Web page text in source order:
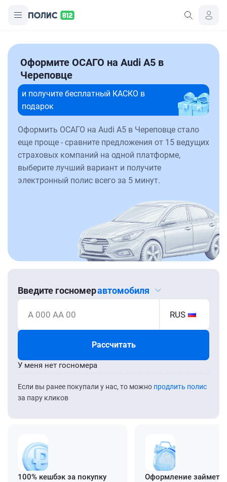
Оформите ОСАГО на Audi A5 в
Череповце
и получите бесплатный КАСКО в
подарок
Оформить ОСАГО на Audi A5 в Череповце стало
еще проще - сравните предложения от 15 ведущих
страховых компаний на одной платформе,
выберите лучший вариант и получите
электронный полис всего за 5 минут.
Введите госномеравтомобиля
А 000 АА 00 RUS
Рассчитать
Если вы ранее покупали у нас, то можно продлить полис
за пару кликов
У меня нет госномера
100% кешбэк за покупку
Оформление займет